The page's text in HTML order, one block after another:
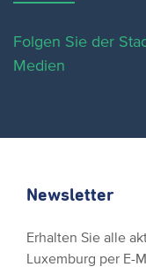
Folgen Sie der
Medien
Newsletter
Erhalten Sie alle
Luxemburg per E-